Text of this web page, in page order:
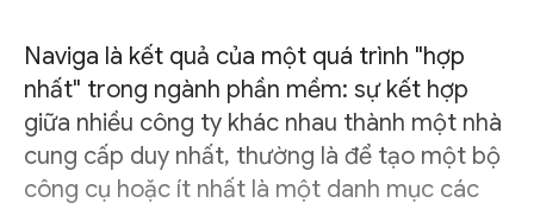
Naviga là kết quả của một quá trình "hợp
nhất" trong ngành phần mềm: sự kết hợp
giữa nhiều công ty khác nhau thành một nhà
cung cấp duy nhất, thường là để tạo một bộ
công cụ hoặc ít nhất là một danh mục các